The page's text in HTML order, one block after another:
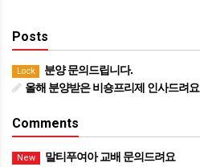
Posts
Lock 분양 문의드립니다.
올해 분양받은 비숑프리제 인사드려요
Comments
New 말티푸여아 교배 문의드려요